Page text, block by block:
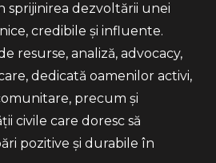
sprijinirea dezvoltării unei
credibile și influente.
resurse, analiză, advocacy,
dedicată oamenilor activi,
precum și
civile care doresc să
pozitive și durabile în